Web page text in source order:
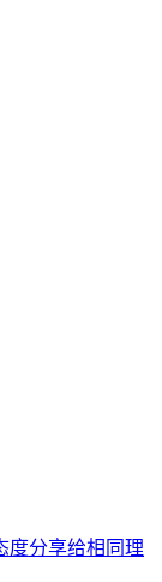
度分享给相同理